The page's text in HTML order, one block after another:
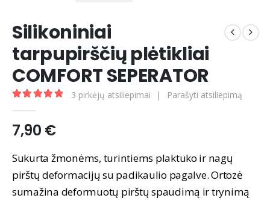
Silikoniniai
tarpupirščių plėtikliai
COMFORT SEPERATOR
3 pirkėjų atsiliepimai | Parašyti atsiliepimą
7,90 €
Sukurta žmonėms, turintiems plaktuko ir nagų
pirštų deformacijų su padikaulio pagalve. Ortozė
sumažina deformuotų pirštų spaudimą ir trynimą